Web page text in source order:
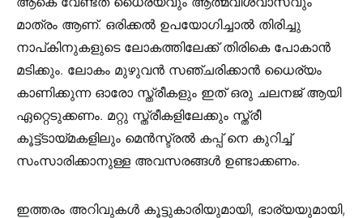
മാത്രം ആണ്. ഒരിക്കൽ ഉപയോഗിച്ചാൽ തിരിച്ചു
നാപ്കിനുകളുടെ ലോകത്തിലേക്ക് തിരികെ പോകാൻ
മടിക്കും. ലോകം മുഴുവൻ സഞ്ചരിക്കാൻ ധൈര്യം
കാണിക്കുന്ന ഓരോ സ്ത്രീകളും ഇത് ഒരു ചലനജ് ആയി
ഏറ്റെടുക്കണം. മറ്റു സ്ത്രീകളിലേക്കും സ്ത്രീ
കൂട്ട്ടായ്മകളിലും മെൻസ്ട്രൽ കപ്പ് നെ കുറിച്ച്
സംസാരിക്കാനുള്ള അവസരങ്ങൾ ഉണ്ടാക്കണം.
ഇത്തരം അറിവുകൾ കൂട്ടുകാരിയുമായി, ഭാര്യയുമായി,